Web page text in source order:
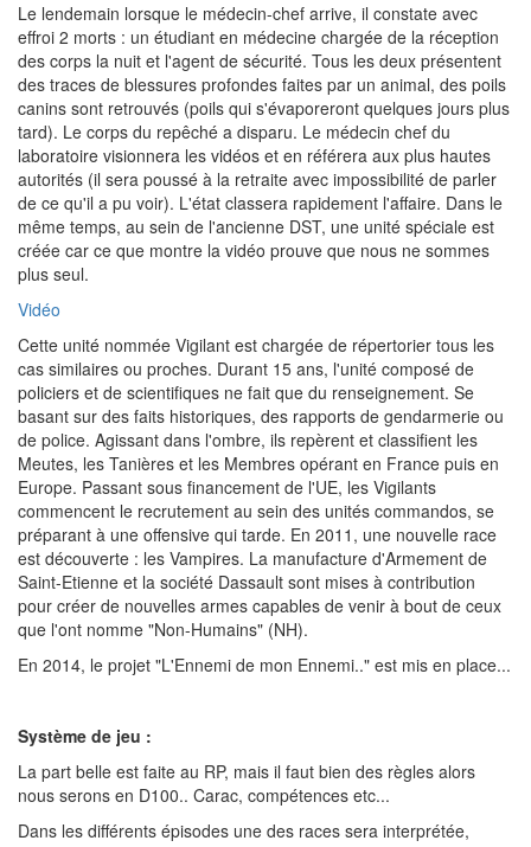
Le lendemain lorsque le médecin-chef arrive, il constate avec
effroi 2 morts : un étudiant en médecine chargée de la réception
des corps la nuit et l'agent de sécurité. Tous les deux présentent
des traces de blessures profondes faites par un animal, des poils
canins sont retrouvés (poils qui s'évaporeront quelques jours plus
tard). Le corps du repêché a disparu. Le médecin chef du
laboratoire visionnera les vidéos et en référera aux plus hautes
autorités (il sera poussé à la retraite avec impossibilité de parler
de ce qu'il a pu voir). L'état classera rapidement l'affaire. Dans le
même temps, au sein de l'ancienne DST, une unité spéciale est
créée car ce que montre la vidéo prouve que nous ne sommes
plus seul.
Vidéo
Cette unité nommée Vigilant est chargée de répertorier tous les
cas similaires ou proches. Durant 15 ans, l'unité composé de
policiers et de scientifiques ne fait que du renseignement. Se
basant sur des faits historiques, des rapports de gendarmerie ou
de police. Agissant dans l'ombre, ils repèrent et classifient les
Meutes, les Tanières et les Membres opérant en France puis en
Europe. Passant sous financement de l'UE, les Vigilants
commencent le recrutement au sein des unités commandos, se
préparant à une offensive qui tarde. En 2011, une nouvelle race
est découverte : les Vampires. La manufacture d'Armement de
Saint-Etienne et la société Dassault sont mises à contribution
pour créer de nouvelles armes capables de venir à bout de ceux
que l'ont nomme "Non-Humains" (NH).
En 2014, le projet "L'Ennemi de mon Ennemi.." est mis en place...
Système de jeu :
La part belle est faite au RP, mais il faut bien des règles alors
nous serons en D100.. Carac, compétences etc...
Dans les différents épisodes une des races sera interprétée,